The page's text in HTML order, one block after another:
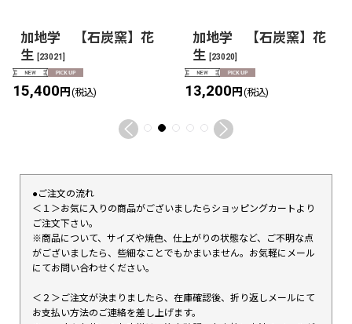
加地学 【石炭窯】花
生 [23021]
15,400円 (税込)
加地学 【石炭窯】花
生 [23020]
13,200円 (税込)
●ご注文の流れ
＜１＞お気に入りの商品がございましたらショッピングカートより
ご注文下さい。
※商品について、サイズや焼色、仕上がりの状態など、ご不明な点
がございましたら、些細なことでもかまいません。お気軽にメール
にてお問い合わせください。
＜２＞ご注文が決まりましたら、在庫確認後、折り返しメールにて
お支払い方法のご連絡を差し上げます。